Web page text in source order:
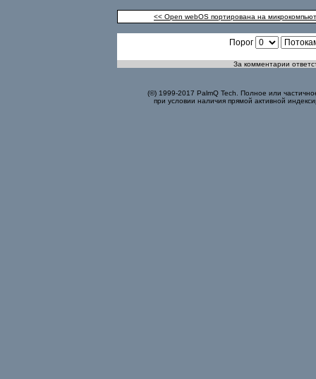
<< Open webOS портирована на
Порог
За комментарии
(©) 1999-2017 PalmQ Tech. Полное или
при условии наличия прямой активной